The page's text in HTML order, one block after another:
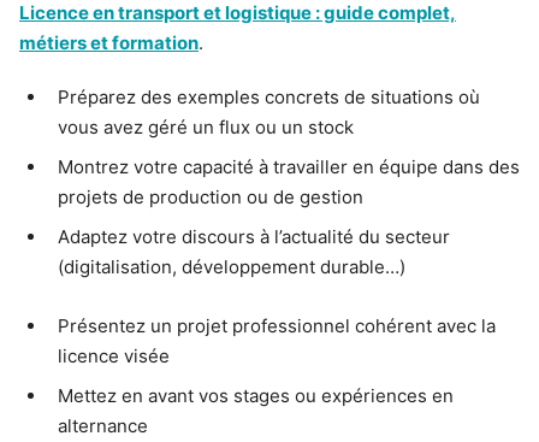
Licence en transport et logistique : guide complet,
métiers et formation.
Préparez des exemples concrets de situations où
vous avez géré un flux ou un stock
Montrez votre capacité à travailler en équipe dans des
projets de production ou de gestion
Adaptez votre discours à l’actualité du secteur
(digitalisation, développement durable…)
Présentez un projet professionnel cohérent avec la
licence visée
Mettez en avant vos stages ou expériences en
alternance